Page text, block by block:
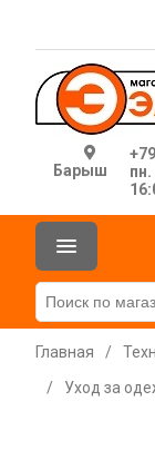
Барыш
Главная /
/
Уход за